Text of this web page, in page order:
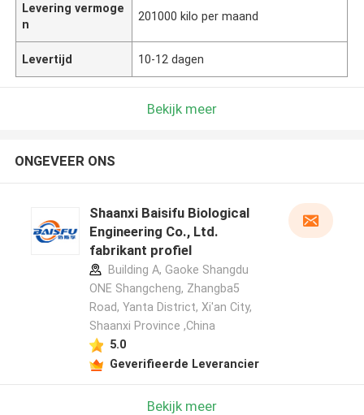
Levering vermoge
n
201000 kilo per maand
Levertijd 10-12 dagen
Bekijk meer
ONGEVEER ONS
Shaanxi Baisifu Biological
Engineering Co., Ltd.
fabrikant profiel
Building A, Gaoke Shangdu
ONE Shangcheng, Zhangba5
Road, Yanta District, Xi'an City,
Shaanxi Province ,China
5.0
Geverifieerde Leverancier
Bekijk meer